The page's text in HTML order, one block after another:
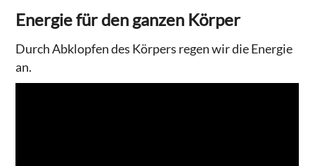
Energie für den ganzen Körper
Durch Abklopfen des Körpers regen wir die Energie
an.